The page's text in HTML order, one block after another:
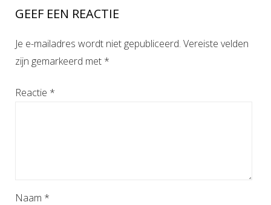
GEEF EEN REACTIE
Je e-mailadres wordt niet gepubliceerd. Vereiste velden
zijn gemarkeerd met *
Reactie *
Naam *